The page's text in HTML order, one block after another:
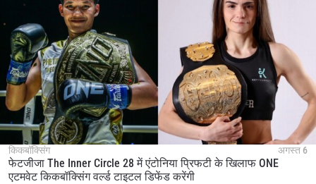
किकबॉक्सिंग अगस्त 6
फेटजीजा The Inner Circle 28 में एंटोनिया प्रिफटी के खिलाफ ONE
एटमवेट किकबॉक्सिंग वर्ल्ड टाइटल डिफेंड करेंगी